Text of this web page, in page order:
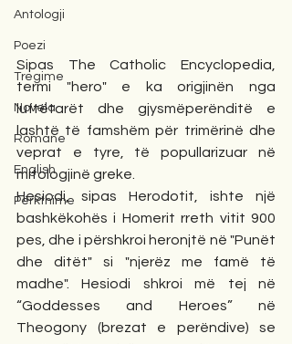
Antologji
Poezi
Tregime
Novela
Romane
English
Përkthime
Sipas The Catholic Encyclopedia,
termi "hero" e ka origjinën nga
luftëtarët dhe gjysmëperënditë e
lashtë të famshëm për trimërinë dhe
veprat e tyre, të popullarizuar në
mitologjinë greke.
Hesiodi, sipas Herodotit, ishte një
bashkëkohës i Homerit rreth vitit 900
pes, dhe i përshkroi heronjtë në "Punët
dhe ditët" si "njerëz me famë të
madhe". Hesiodi shkroi më tej në
“Goddesses and Heroes” në
Theogony (brezat e perëndive) se